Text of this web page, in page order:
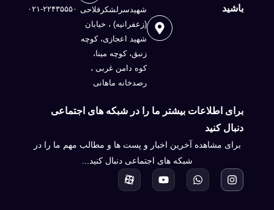
باشید
شهیدسرلشكرفلاحی
(زعفرانيه) ، خيابان
شهيد اعجازی، کوچه
زنبق، کوچه مینا،
کوه دامن غربی ،
رصدخانه ماهانی
۰۲۱-۲۲۴۳۵۵۵۰
برای اطلاعات بیشتر ما را در شبکه های اجتماعی
دنبال کنید
برای مشاهده آخرین اخبار و پست ها و مطالب مهم ما را در
شبکه های اجتماعی دنبال کنید...